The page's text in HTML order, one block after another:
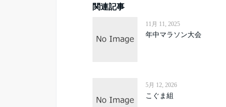
関連記事
11月 11, 2025
年中マラソン大会
5月 12, 2026
こぐま組